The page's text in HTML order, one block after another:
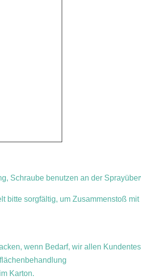
Schraube benutzen an der
sorgfältig, um Zusammenstoß
wenn Bedarf, wir allen
Karton.